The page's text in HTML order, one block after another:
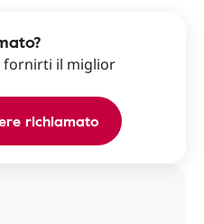
fornirti il miglior
richiamato